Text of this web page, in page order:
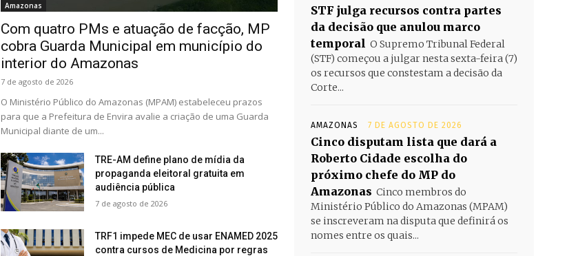
Amazonas
Com quatro PMs e atuação de facção, MP
cobra Guarda Municipal em município do
interior do Amazonas
7 de agosto de 2026
O Ministério Público do Amazonas (MPAM) estabeleceu prazos
para que a Prefeitura de Envira avalie a criação de uma Guarda
Municipal diante de um...
TRE-AM define plano de mídia da
propaganda eleitoral gratuita em
audiência pública
7 de agosto de 2026
TRF1 impede MEC de usar ENAMED 2025
contra cursos de Medicina por regras
STF julga recursos contra partes
da decisão que anulou marco
temporal O Supremo Tribunal Federal
(STF) começou a julgar nesta sexta-feira (7)
os recursos que constestam a decisão da
Corte...
AMAZONAS 7 DE AGOSTO DE 2026
Cinco disputam lista que dará a
Roberto Cidade escolha do
próximo chefe do MP do
Amazonas Cinco membros do
Ministério Público do Amazonas (MPAM)
se inscreveram na disputa que definirá os
nomes entre os quais...